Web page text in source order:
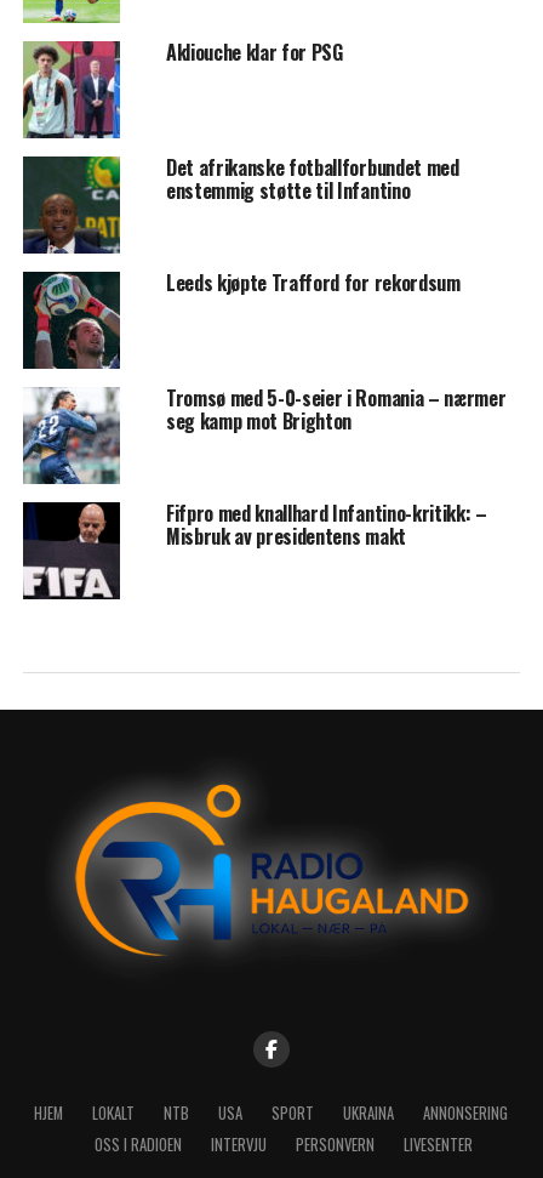
Akliouche klar for PSG
Det afrikanske fotballforbundet med
enstemmig støtte til Infantino
Leeds kjøpte Trafford for rekordsum
Tromsø med 5-0-seier i Romania – nærmer
seg kamp mot Brighton
Fifpro med knallhard Infantino-kritikk: –
Misbruk av presidentens makt
HJEM LOKALT NTB USA SPORT UKRAINA
ANNONSERING
OSS I RADIOEN
INTERVJU PERSONVERN LIVESENTER